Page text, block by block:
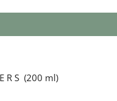
R S (200 ml)